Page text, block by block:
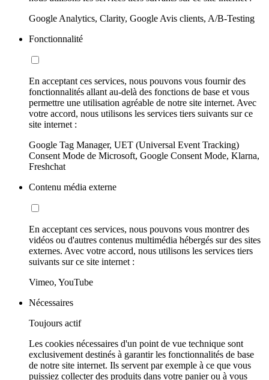
Google Analytics, Clarity, Google Avis clients, A/B-Testing
Fonctionnalité
En acceptant ces services, nous pouvons vous fournir des
fonctionnalités allant au-delà des fonctions de base et vous
permettre une utilisation agréable de notre site internet. Avec
votre accord, nous utilisons les services tiers suivants sur ce
site internet :
Google Tag Manager, UET (Universal Event Tracking)
Consent Mode de Microsoft, Google Consent Mode, Klarna,
Freshchat
Contenu média externe
En acceptant ces services, nous pouvons vous montrer des
vidéos ou d'autres contenus multimédia hébergés sur des sites
externes. Avec votre accord, nous utilisons les services tiers
suivants sur ce site internet :
Vimeo, YouTube
Nécessaires
Toujours actif
Les cookies nécessaires d'un point de vue technique sont
exclusivement destinés à garantir les fonctionnalités de base
de notre site internet. Ils servent par exemple à ce que vous
puissiez collecter des produits dans votre panier ou à vous